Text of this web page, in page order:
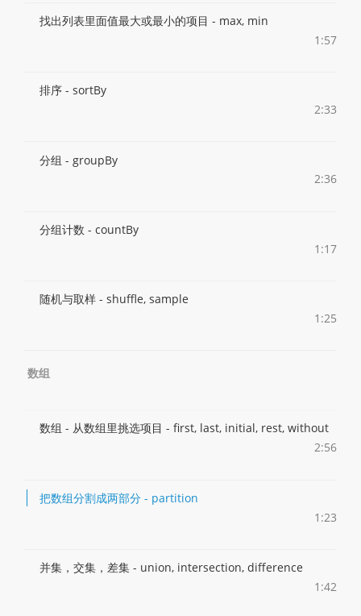
找出列表里面值最大或最小的项目 - max, min
1:57
排序 - sortBy
2:33
分组 - groupBy
2:36
分组计数 - countBy
1:17
随机与取样 - shuffle, sample
1:25
数组
数组 - 从数组里挑选项目 - first, last, initial, rest, without
2:56
把数组分割成两部分 - partition
1:23
并集，交集，差集 - union, intersection, difference
1:42